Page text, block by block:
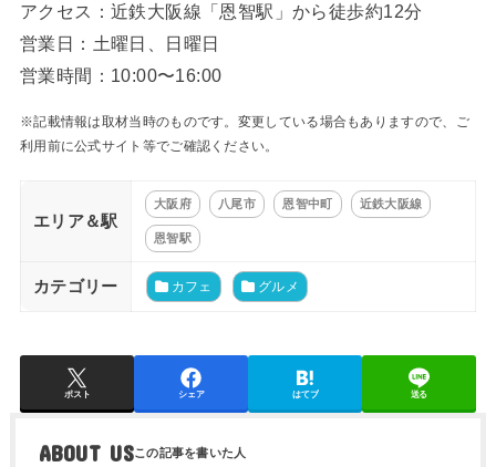
アクセス：近鉄大阪線「恩智駅」から徒歩約12分
営業日：土曜日、日曜日
営業時間：10:00〜16:00
※記載情報は取材当時のものです。変更している場合もありますので、ご
利用前に公式サイト等でご確認ください。
エリア＆駅
大阪府 八尾市 恩智中町 近鉄大阪線
恩智駅
カテゴリー カフェ グルメ
ポスト シェア はてブ 送る
ABOUT US